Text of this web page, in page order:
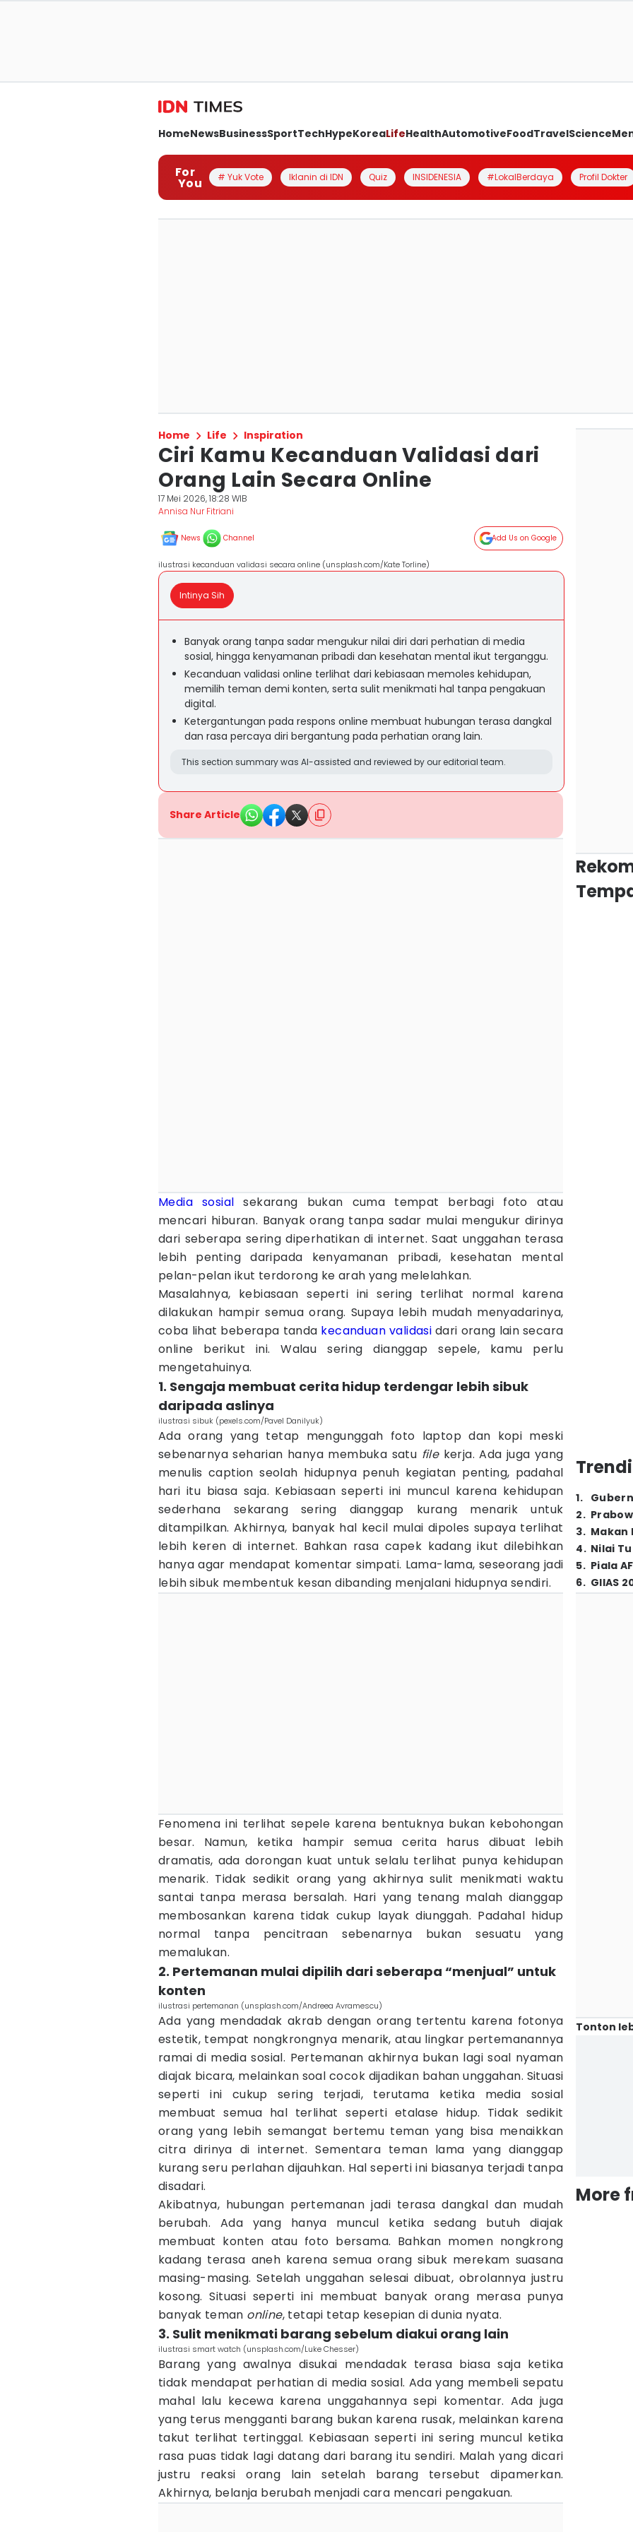
HomeNewsBusinessSportTechHypeKoreaLifeHealthAutomotiveFoodTravelScience
For
You # Yuk Vote Iklanin di IDN Quiz INSIDENESIA #LokalBerdaya Profil Dokter
Home Life Inspiration
Ciri Kamu Kecanduan Validasi dari
Orang Lain Secara Online
17 Mei 2026, 18:28 WIB
Annisa Nur Fitriani
News Channel Add Us on Google
ilustrasi kecanduan validasi secara online (unsplash.com/Kate Torline)
Intinya Sih
Banyak orang tanpa sadar mengukur nilai diri dari perhatian di media
sosial, hingga kenyamanan pribadi dan kesehatan mental ikut terganggu.
Kecanduan validasi online terlihat dari kebiasaan memoles kehidupan,
memilih teman demi konten, serta sulit menikmati hal tanpa pengakuan
digital.
Ketergantungan pada respons online membuat hubungan terasa dangkal
dan rasa percaya diri bergantung pada perhatian orang lain.
This section summary was AI-assisted and reviewed by our editorial team.
Share Article
Media sosial sekarang bukan cuma tempat berbagi foto atau
mencari hiburan. Banyak orang tanpa sadar mulai mengukur dirinya
dari seberapa sering diperhatikan di internet. Saat unggahan terasa
lebih penting daripada kenyamanan pribadi, kesehatan mental
pelan-pelan ikut terdorong ke arah yang melelahkan.
Masalahnya, kebiasaan seperti ini sering terlihat normal karena
dilakukan hampir semua orang. Supaya lebih mudah menyadarinya,
coba lihat beberapa tanda kecanduan validasi dari orang lain secara
online berikut ini. Walau sering dianggap sepele, kamu perlu
mengetahuinya.
1. Sengaja membuat cerita hidup terdengar lebih sibuk
daripada aslinya
ilustrasi sibuk (pexels.com/Pavel Danilyuk)
Ada orang yang tetap mengunggah foto laptop dan kopi meski
sebenarnya seharian hanya membuka satu file kerja. Ada juga yang
menulis caption seolah hidupnya penuh kegiatan penting, padahal
hari itu biasa saja. Kebiasaan seperti ini muncul karena kehidupan
sederhana sekarang sering dianggap kurang menarik untuk
ditampilkan. Akhirnya, banyak hal kecil mulai dipoles supaya terlihat
lebih keren di internet. Bahkan rasa capek kadang ikut dilebihkan
hanya agar mendapat komentar simpati. Lama-lama, seseorang jadi
lebih sibuk membentuk kesan dibanding menjalani hidupnya sendiri.
Fenomena ini terlihat sepele karena bentuknya bukan kebohongan
besar. Namun, ketika hampir semua cerita harus dibuat lebih
dramatis, ada dorongan kuat untuk selalu terlihat punya kehidupan
menarik. Tidak sedikit orang yang akhirnya sulit menikmati waktu
santai tanpa merasa bersalah. Hari yang tenang malah dianggap
membosankan karena tidak cukup layak diunggah. Padahal hidup
normal tanpa pencitraan sebenarnya bukan sesuatu yang
memalukan.
2. Pertemanan mulai dipilih dari seberapa “menjual” untuk
konten
ilustrasi pertemanan (unsplash.com/Andreea Avramescu)
Ada yang mendadak akrab dengan orang tertentu karena fotonya
estetik, tempat nongkrongnya menarik, atau lingkar pertemanannya
ramai di media sosial. Pertemanan akhirnya bukan lagi soal nyaman
diajak bicara, melainkan soal cocok dijadikan bahan unggahan. Situasi
seperti ini cukup sering terjadi, terutama ketika media sosial
membuat semua hal terlihat seperti etalase hidup. Tidak sedikit
orang yang lebih semangat bertemu teman yang bisa menaikkan
citra dirinya di internet. Sementara teman lama yang dianggap
kurang seru perlahan dijauhkan. Hal seperti ini biasanya terjadi tanpa
disadari.
Akibatnya, hubungan pertemanan jadi terasa dangkal dan mudah
berubah. Ada yang hanya muncul ketika sedang butuh diajak
membuat konten atau foto bersama. Bahkan momen nongkrong
kadang terasa aneh karena semua orang sibuk merekam suasana
masing-masing. Setelah unggahan selesai dibuat, obrolannya justru
kosong. Situasi seperti ini membuat banyak orang merasa punya
banyak teman online, tetapi tetap kesepian di dunia nyata.
3. Sulit menikmati barang sebelum diakui orang lain
ilustrasi smart watch (unsplash.com/Luke Chesser)
Barang yang awalnya disukai mendadak terasa biasa saja ketika
tidak mendapat perhatian di media sosial. Ada yang membeli sepatu
mahal lalu kecewa karena unggahannya sepi komentar. Ada juga
yang terus mengganti barang bukan karena rusak, melainkan karena
takut terlihat tertinggal. Kebiasaan seperti ini sering muncul ketika
rasa puas tidak lagi datang dari barang itu sendiri. Malah yang dicari
justru reaksi orang lain setelah barang tersebut dipamerkan.
Akhirnya, belanja berubah menjadi cara mencari pengakuan.
1.
2.
3. Makan
4. Nilai
5. Piala
6. GIIAS
Tonton
More